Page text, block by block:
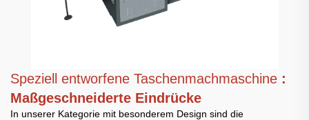
Speziell entworfene Taschenmachmaschine :
Maßgeschneiderte Eindrücke
In unserer Kategorie mit besonderem Design sind die